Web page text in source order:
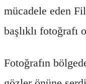
mücadele eden
başlıklı fotoğrafı
Fotoğrafın